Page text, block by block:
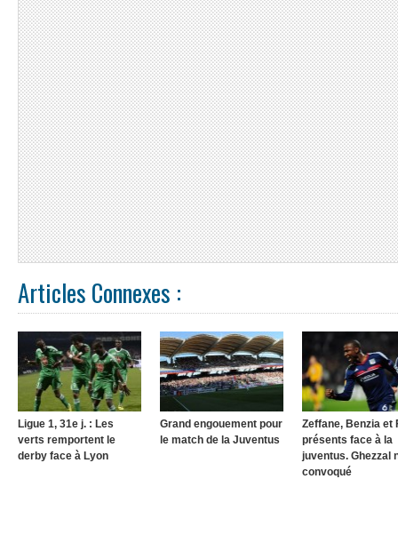
Articles Connexes :
Ligue 1, 31e j. : Les
verts remportent le
derby face à Lyon
Grand engouement pour
le match de la Juventus
Zeffane, Benzia et
présents face à la
juventus. Ghezzal
convoqué